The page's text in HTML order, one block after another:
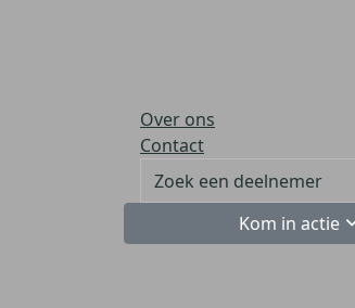
Over ons
Contact
Kom in actie